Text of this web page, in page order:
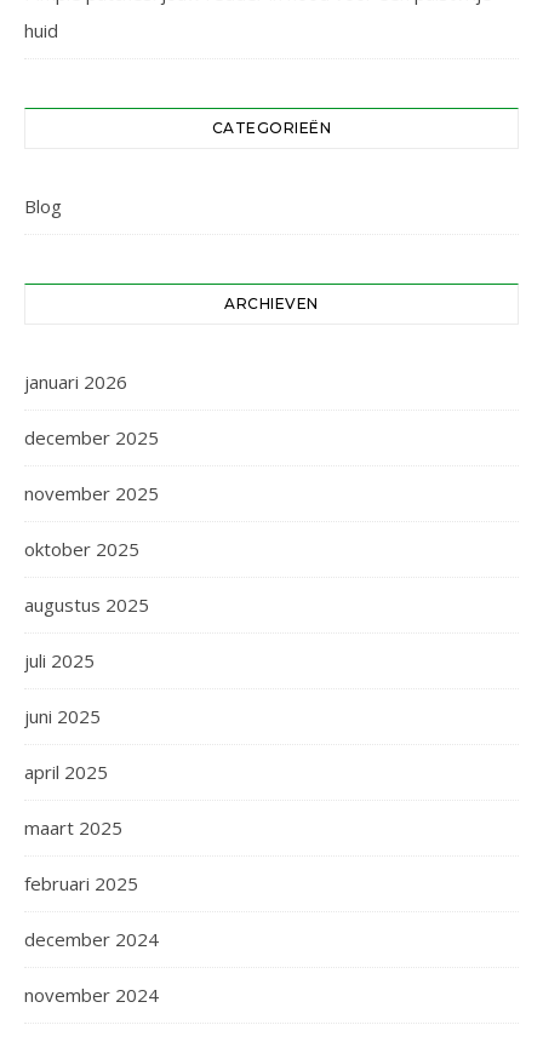
huid
CATEGORIEËN
Blog
ARCHIEVEN
januari 2026
december 2025
november 2025
oktober 2025
augustus 2025
juli 2025
juni 2025
april 2025
maart 2025
februari 2025
december 2024
november 2024